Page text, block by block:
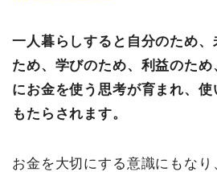
一人暮らしすると自分のため
ため、学びのため、利益のた
にお金を使う思考が育まれ、
もたらされます。
お金を大切にする意識にもな